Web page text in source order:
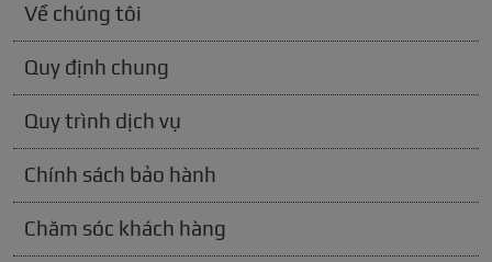
Về chúng tôi
Quy định chung
Quy trình dịch vụ
Chính sách bảo hành
Chăm sóc khách hàng